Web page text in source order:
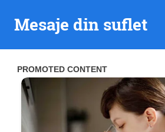
Mesaje din suflet